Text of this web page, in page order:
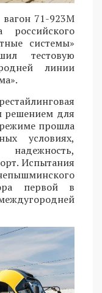
71-923М
российского
системы»
тестовую
линии
решением для
прошла
условиях,
Испытания
первой в